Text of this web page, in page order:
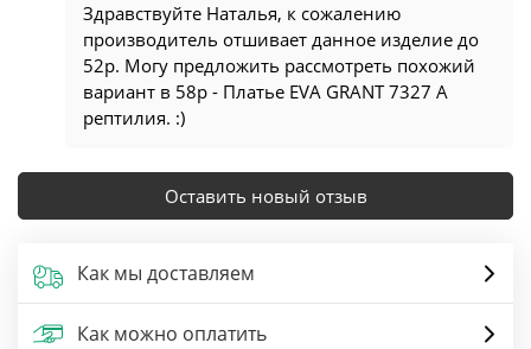
Здравствуйте Наталья, к сожалению
производитель отшивает данное изделие до
52р. Могу предложить рассмотреть похожий
вариант в 58р - Платье EVA GRANT 7327 А
рептилия. :)
Оставить новый отзыв
Как мы доставляем
Как можно оплатить